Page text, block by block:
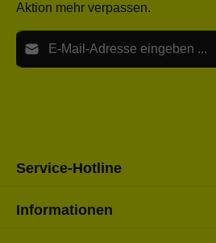
Aktion mehr verpassen.
E-Mail-Adresse*
Service-Hotline
Informationen